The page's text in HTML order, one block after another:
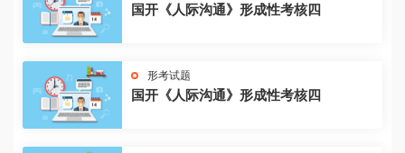
国开《人际沟通》形成性考核四
形考试题
国开《人际沟通》形成性考核四